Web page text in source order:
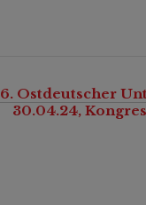
6. Ostdeutscher
30.04.24,